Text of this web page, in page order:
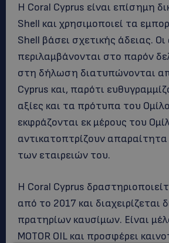
Η Coral Cyprus είναι επίσημη
Shell και χρησιμοποιεί τα
Shell βάσει σχετικής άδειας.
περιλαμβάνονται στο παρόν
στη δήλωση διατυπώνονται
Cyprus και, παρότι
αξίες και τα πρότυπα του
εκφράζονται εκ μέρους του
αντικατοπτρίζουν
των εταιρειών του.
Η Coral Cyprus
από το 2017 και διαχειρίζεται
πρατηρίων καυσίμων. Είναι
MOTOR OIL και προσφέρει